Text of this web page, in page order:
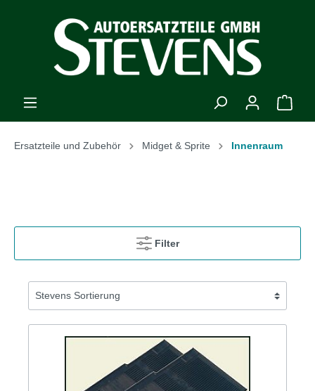
Ersatzteile und Zubehör Midget & Sprite Innenraum
Filter